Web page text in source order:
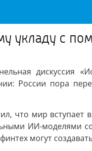
укладу с
дискуссия
России пора
что мир вступает
ИИ-моделями
могут